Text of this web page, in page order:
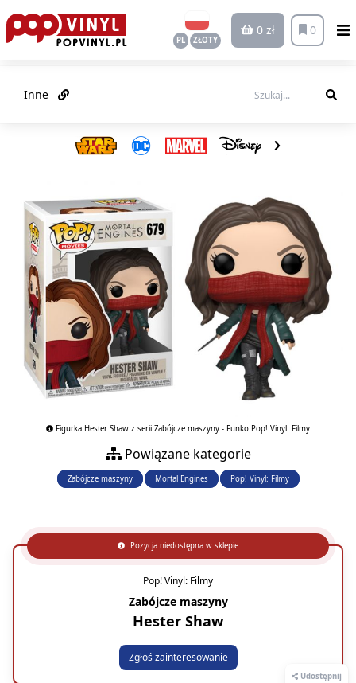
PL ZŁOTY
0 zł 0
Inne
Figurka Hester Shaw z serii Zabójcze maszyny - Funko Pop! Vinyl: Filmy
Powiązane kategorie
Zabójcze maszyny Mortal Engines Pop! Vinyl: Filmy
Udostępnij
Pozycja niedostępna w sklepie
Pop! Vinyl: Filmy
Zabójcze maszyny
Hester Shaw
Zgłoś zainteresowanie